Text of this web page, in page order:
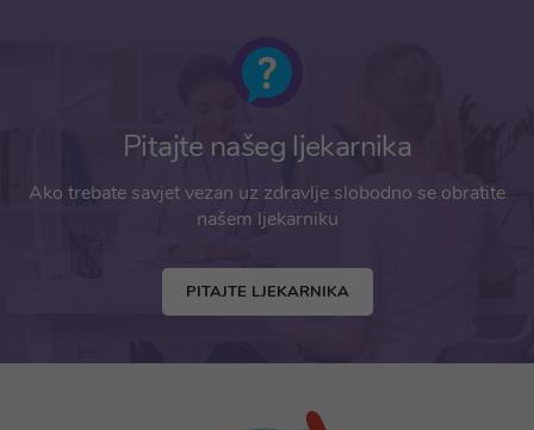
Pitajte našeg ljekarnika
Ako trebate savjet vezan uz zdravlje slobodno se obratite
našem ljekarniku
PITAJTE LJEKARNIKA